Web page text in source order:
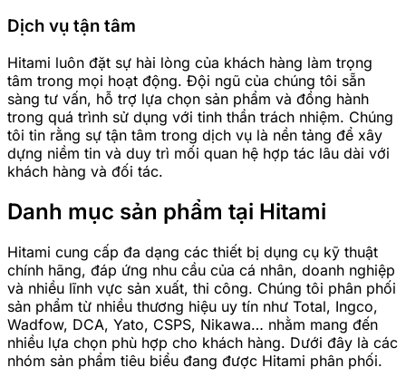
Dịch vụ tận tâm
Hitami luôn đặt sự hài lòng của khách hàng làm trọng
tâm trong mọi hoạt động. Đội ngũ của chúng tôi sẵn
sàng tư vấn, hỗ trợ lựa chọn sản phẩm và đồng hành
trong quá trình sử dụng với tinh thần trách nhiệm. Chúng
tôi tin rằng sự tận tâm trong dịch vụ là nền tảng để xây
dựng niềm tin và duy trì mối quan hệ hợp tác lâu dài với
khách hàng và đối tác.
Danh mục sản phẩm tại Hitami
Hitami cung cấp đa dạng các thiết bị dụng cụ kỹ thuật
chính hãng, đáp ứng nhu cầu của cá nhân, doanh nghiệp
và nhiều lĩnh vực sản xuất, thi công. Chúng tôi phân phối
sản phẩm từ nhiều thương hiệu uy tín như Total, Ingco,
Wadfow, DCA, Yato, CSPS, Nikawa… nhằm mang đến
nhiều lựa chọn phù hợp cho khách hàng. Dưới đây là các
nhóm sản phẩm tiêu biểu đang được Hitami phân phối.